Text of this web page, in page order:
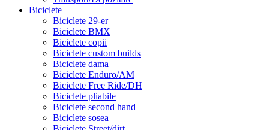
Biciclete
Biciclete 29-er
Biciclete BMX
Biciclete copii
Biciclete custom builds
Biciclete dama
Biciclete Enduro/AM
Biciclete Free Ride/DH
Biciclete pliabile
Biciclete second hand
Biciclete sosea